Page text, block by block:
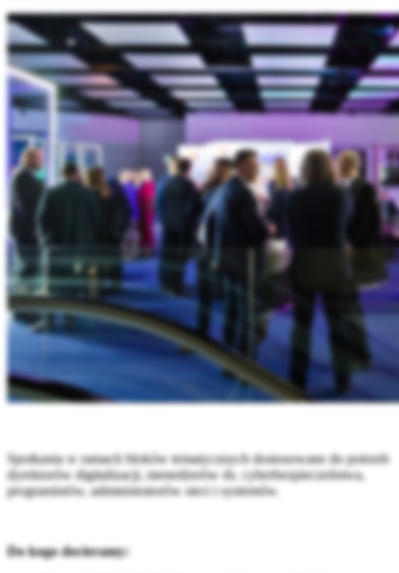
Spotkania w ramach bloków tematycznych dostosowane do potrzeb
dyrektorów digitalizacji, menedżerów ds. cyberbezpieczeństwa,
programistów, administratorów sieci i systemów.
Do kogo docieramy: